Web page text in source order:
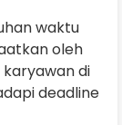
waktu
oleh
di
deadline